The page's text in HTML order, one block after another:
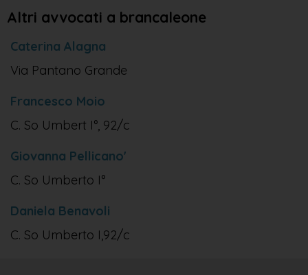
Altri avvocati a brancaleone
Caterina Alagna
Via Pantano Grande
Francesco Moio
C. So Umbert I°, 92/c
Giovanna Pellicano'
C. So Umberto I°
Daniela Benavoli
C. So Umberto I,92/c